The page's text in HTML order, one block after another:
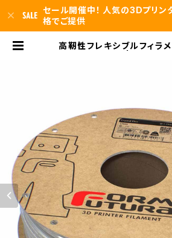
セール開催中！ 人気の3Dプリン
格でご提供
高靭性フレキシブルフィラ